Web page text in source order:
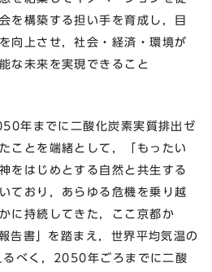
を構築する担い手を育成し，目
向上させ，社会・経済・環境が
な未来を実現できること
年までに二酸化炭素実質排出ゼ
ことを端緒として，「もったい
をはじめとする自然と共生する
ており，あらゆる危機を乗り越
に持続してきた，ここ京都か
書」を踏まえ，世界平均気温の
べく，2050年ごろまでに二酸